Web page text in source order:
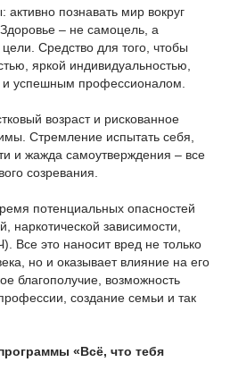
активно познавать мир вокруг
– не самоцель, а
Средство для того, чтобы
яркой индивидуальностью,
и успешным профессионалом.
возраст и рискованное
Стремление испытать себя,
и жажда самоутверждения – все
созревания.
потенциальных опасностей
наркотической зависимости,
Все это наносит вред не только
но и оказывает влияние на его
благополучие, возможность
создание семьи и так
«Всё, что тебя